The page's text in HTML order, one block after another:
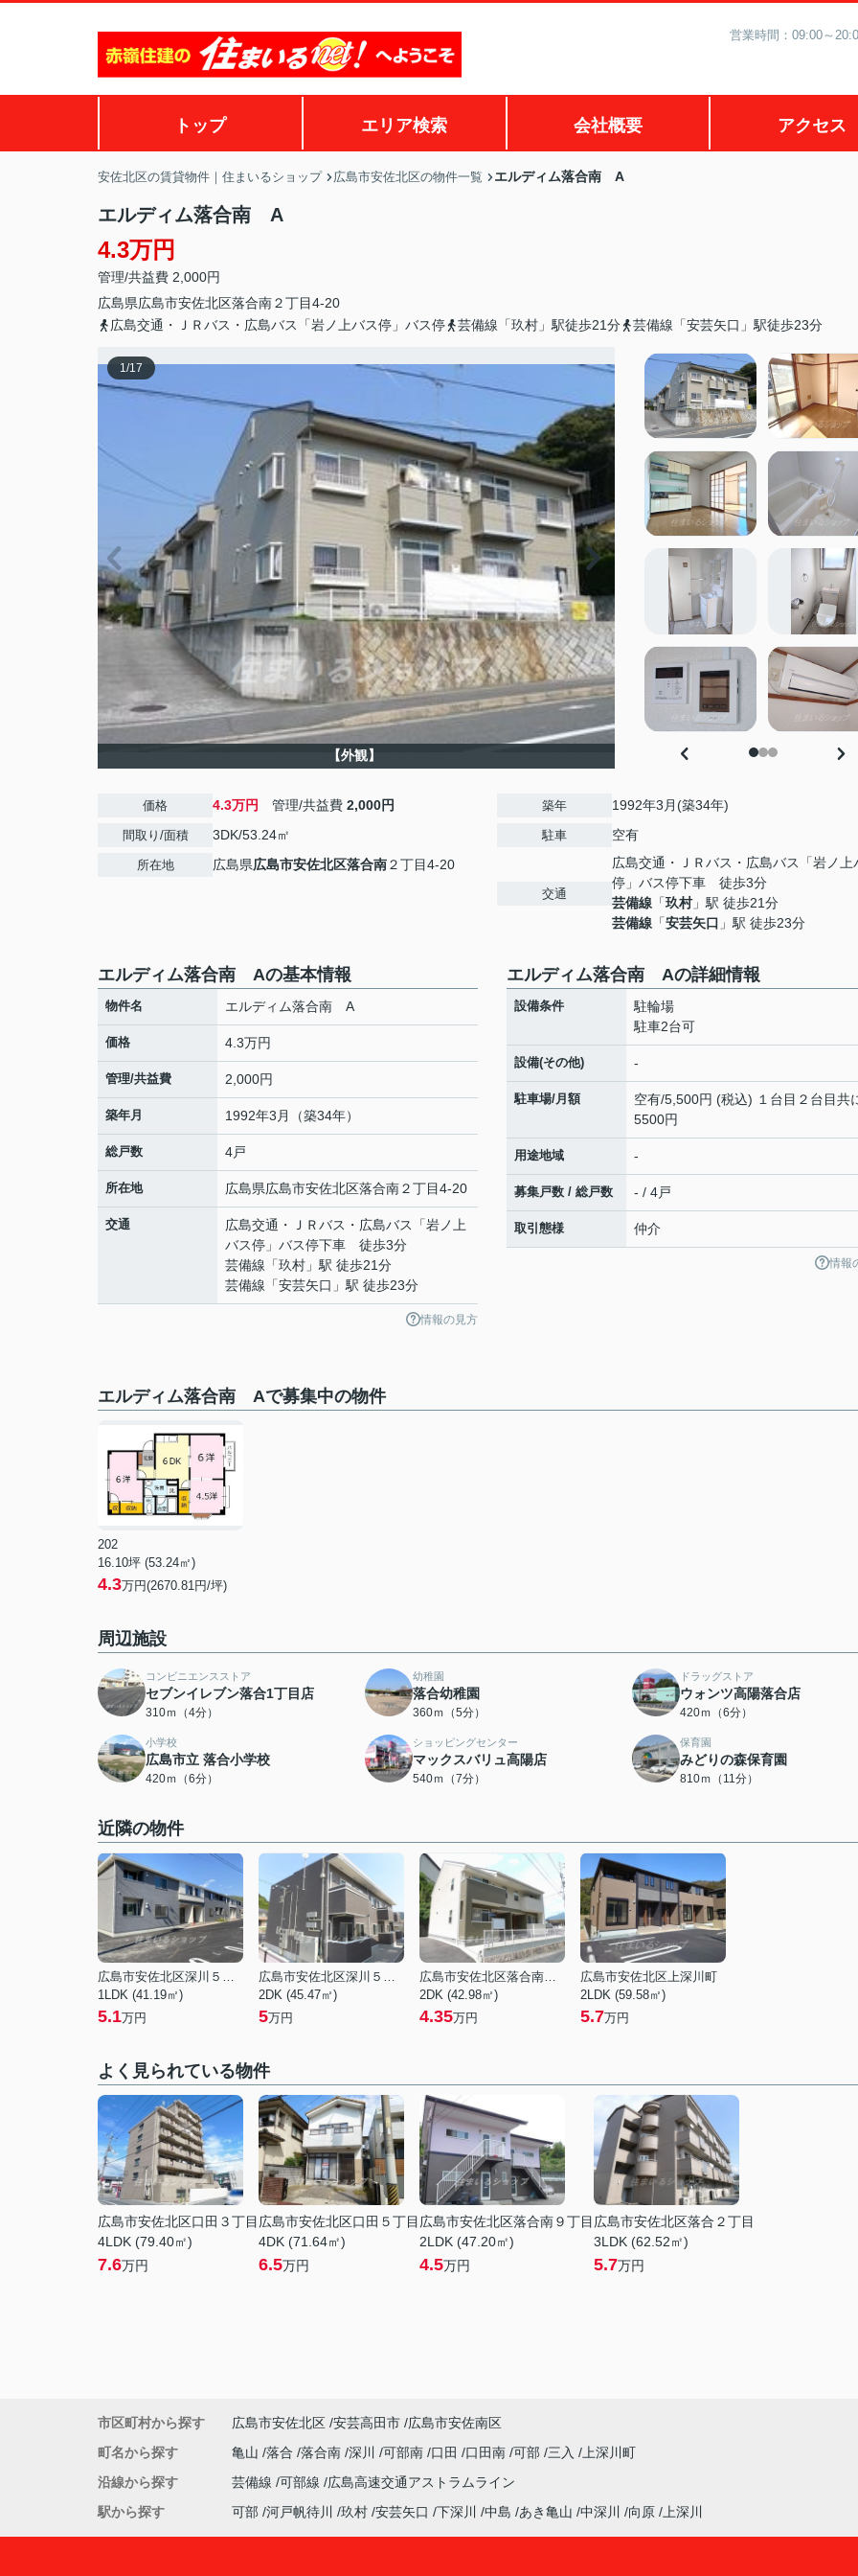
営業時間：09:00～
トップ エリア検索 会社概要 アクセス
安佐北区の賃貸物件｜住まいるショップ 広島市安佐北区の物件一覧 エルディム落合南 A
エルディム落合南 A
4.3万円
管理/共益費 2,000円
広島県広島市安佐北区落合南２丁目4-20
広島交通・ＪＲバス・広島バス「岩ノ上バス停」バス停
芸備線「玖村」駅徒歩21分 芸備線「安芸矢口」駅徒歩23分
1/17
【外観】
価格 4.3万円 管理/共益費 2,000円
間取り/面積 3DK/53.24㎡
所在地 広島県広島市安佐北区落合南２丁目4-20
築年 1992年3月(築34年)
駐車 空有
交通
広島交通・ＪＲバス・広島バス「岩ノ上
停」バス停下車 徒歩3分
芸備線 「玖村」駅 徒歩21分
芸備線 「安芸矢口 」駅 徒歩23分
エルディム落合南 Aの基本情報
物件名 エルディム落合南 A
価格 4.3万円
管理/共益費 2,000円
築年月 1992年3月（築34年）
総戸数 4戸
所在地 広島県広島市安佐北区落合南２丁目4-20
交通
広島交通・ＪＲバス・広島バス「岩ノ上
バス停」バス停下車 徒歩3分
芸備線 「玖村 」駅 徒歩21分
芸備線 「安芸矢口 」駅 徒歩23分
情報の見方
エルディム落合南 Aの詳細情報
設備条件
駐輪場
駐車2台可
設備(その他) -
駐車場/月額
空有/5,500円 (税込) １台目２台目共
5500円
用途地域 -
募集戸数 / 総戸数 - / 4戸
取引態様 仲介
情報
エルディム落合南 Aで募集中の物件
202
16.10坪 (53.24㎡)
4.3万円(2670.81円/坪)
周辺施設
コンビニエンスストア
セブンイレブン落合1丁目店
310ｍ（4分）
幼稚園
落合幼稚園
360ｍ（5分）
ドラッグストア
ウォンツ高陽落合店
420ｍ（6分）
小学校
広島市立 落合小学校
420ｍ（6分）
ショッピングセンター
マックスバリュ高陽店
540ｍ（7分）
保育園
みどりの森保育園
810ｍ（11分）
近隣の物件
広島市安佐北区深川５丁目
1LDK (41.19㎡)
5.1万円
広島市安佐北区深川５丁目
2DK (45.47㎡)
5万円
広島市安佐北区落合南９丁目
2DK (42.98㎡)
4.35万円
広島市安佐北区上深川町
2LDK (59.58㎡)
5.7万円
よく見られている物件
広島市安佐北区口田３丁目
4LDK (79.40㎡)
7.6万円
広島市安佐北区口田５丁目
4DK (71.64㎡)
6.5万円
広島市安佐北区落合南９丁目
2LDK (47.20㎡)
4.5万円
広島市安佐北区落合２丁目
3LDK (62.52㎡)
5.7万円
市区町村から探す 広島市安佐北区 安芸高田市 広島市安佐南区
町名から探す
亀山 落合 落合南 深川 可部南 口田 口田南 可部 三入
上深川町
沿線から探す
芸備線 可部線
広島高速交通アストラムライン
駅から探す
可部 河戸帆待川 玖村 安芸矢口 下深川 中島 あき亀山 中深川 向原 上深川